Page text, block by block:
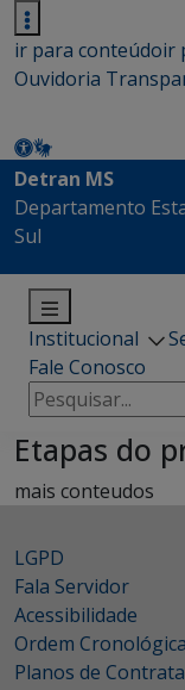
ir para conteúdoir
Ouvidoria
Detran MS
Departamento
Sul
Institucional
Fale Conosco
Pesquisar
por:
Etapas do
mais conteudos
LGPD
Fala Servidor
Acessibilidade
Ordem
Planos de